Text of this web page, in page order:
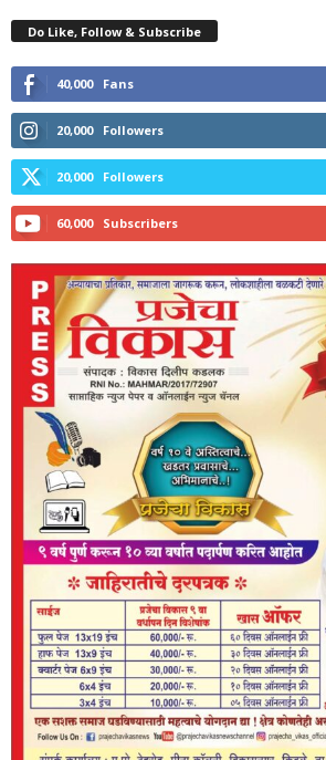
Do Like, Follow & Subscribe
40,000 Fans
20,000 Followers
20,000 Followers
60,000 Subscribers